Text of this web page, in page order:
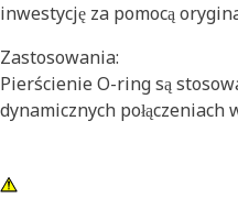
inwestycję za pomocą
Zastosowania:
Pierścienie O-ring są
dynamicznych